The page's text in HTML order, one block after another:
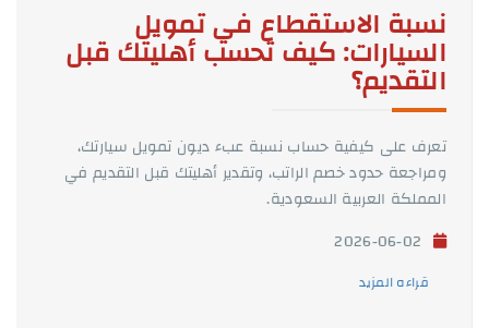
نسبة الاستقطاع في تمويل
السيارات: كيف تحسب أهليتك قبل
التقديم؟
تعرف على كيفية حساب نسبة عبء ديون تمويل سيارتك،
ومراجعة حدود خصم الراتب، وتقدير أهليتك قبل التقديم في
المملكة العربية السعودية.
قراءه المزيد